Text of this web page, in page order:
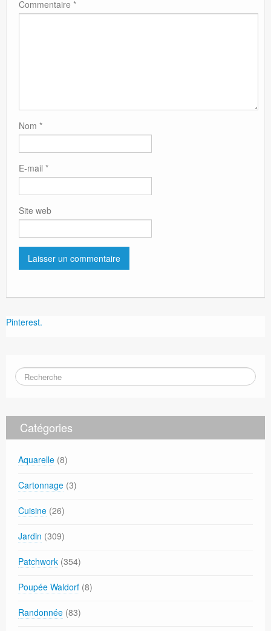
Commentaire *
Nom *
E-mail *
Site web
Pinterest.
Catégories
Aquarelle (8)
Cartonnage (3)
Cuisine (26)
Jardin (309)
Patchwork (354)
Poupée Waldorf (8)
Randonnée (83)